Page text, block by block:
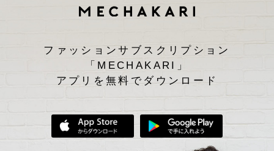
ファッションサブスクリプション
「MECHAKARI」
アプリを無料でダウンロード
App Storeからダウンロード